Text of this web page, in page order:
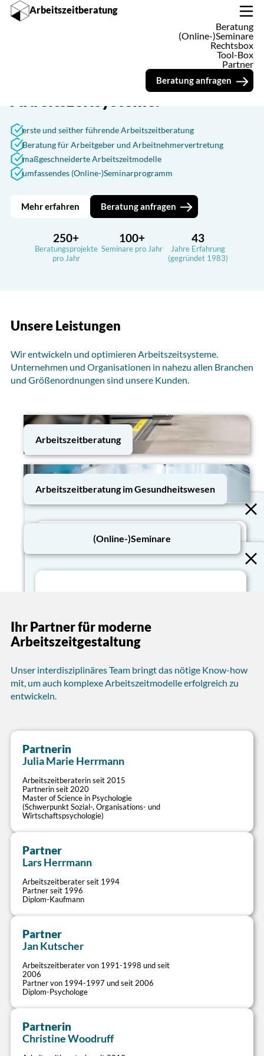
Arbeitszeitberatung
Beratung
(Online-)Seminare
Rechtsbox
Tool-Box
Partner
Beratung anfragen
zum Referentenentwurf zur Anpassung des
Wir entwickeln und verbessern
erste und seither führende Arbeitszeitberatung
Beratung für Arbeitgeber und Arbeitnehmervertretung
maßgeschneiderte Arbeitszeitmodelle
umfassendes (Online-)Seminarprogramm
Mehr erfahren Beratung anfragen
250+
Beratungsprojekte
pro Jahr
100+
Seminare pro Jahr
43
Jahre Erfahrung
(gegründet 1983)
Unsere Leistungen
Wir entwickeln und optimieren Arbeitszeitsysteme.
Unternehmen und Organisationen in nahezu allen Branchen
und Größenordnungen sind unsere Kunden.
Arbeitszeitberatung
Arbeitszeit-Analysen, Zielfindungs- und
Strategie-Workshops
bestehender Regelungen
Coaching betrieblicher Arbeitszeitspezialisten
Schicht- und Dienstpläne
Mit maßgeschneiderten Modellen Mitarbeiter-,
Kunden- und Betriebsbelange in Einklang bringen
Lösung von Schicht- und Dienstplan-
Herausforderungen
Bereitstellung einfacher Tools zur
Bedarfsermittlung
Flexible Tagesarbeitszeit
Potenziale eigenverantwortlich gesteuerter
ausschöpfen
bestehender Arbeitszeitsysteme
Integration von Arbeitszeitsystemen in
moderne Arbeitsformen
Arbeitszeitberatung im Gesundheitswesen
Dienstzeiten bedarfsorientiert, wirtschaftlich,
mitarbeitergerecht und rechtskonform
Lösungen für sämtliche Dienstformen
(Regeldienst, Bereitschaftsdienst, Rufdienst)
Umsetzung rechtlicher und regulatorischer
Dienstplanung
Besetzungsanforderungen und Zeitinteressen der
Mitarbeiter passgenau realisieren
Dienstplangestaltung (Monatspläne,
Zeitkonten, Flexibilitäts-Spielregeln
Coaching betrieblicher Arbeitszeitspezialisten
Personalbedarf
unabhängig ermitteln
Leistungsbezogene Personaldimensionierung
und Nebenzeitenbesetzung
Umsetzung regulatorischer Anforderungen
Plausibilisierung der Stellenplanung anhand
des Besetzungsbedarfs
(Online-)Seminare
Ihr Partner für moderne
Arbeitszeitgestaltung
Unser interdisziplinäres Team bringt das nötige Know-how
mit, um auch komplexe Arbeitszeitmodelle erfolgreich zu
entwickeln.
Partnerin
Julia Marie Herrmann
Arbeitszeitberaterin seit 2015
Partnerin seit 2020
Master of Science in Psychologie
(Schwerpunkt Sozial-, Organisations- und
Wirtschaftspsychologie)
Partner
Lars Herrmann
Arbeitszeitberater seit 1994
Partner seit 1996
Diplom-Kaufmann
Partner
Jan Kutscher
Arbeitszeitberater von 1991-1998 und seit
2006
Partner von 1994-1997 und seit 2006
Diplom-Psychologe
Partnerin
Christine Woodruff